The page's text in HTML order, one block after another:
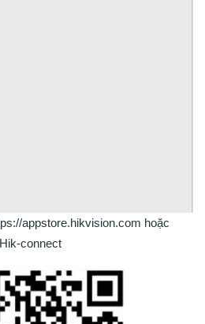
appstore.hikvision.com hoặc
connect